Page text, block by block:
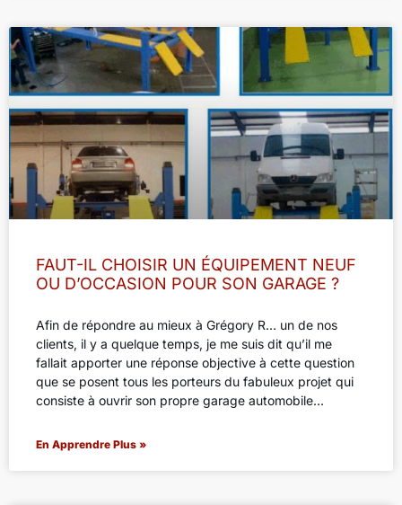
FAUT-IL CHOISIR UN ÉQUIPEMENT NEUF
OU D’OCCASION POUR SON GARAGE ?
Afin de répondre au mieux à Grégory R… un de nos
clients, il y a quelque temps, je me suis dit qu’il me
fallait apporter une réponse objective à cette question
que se posent tous les porteurs du fabuleux projet qui
consiste à ouvrir son propre garage automobile…
En Apprendre Plus »